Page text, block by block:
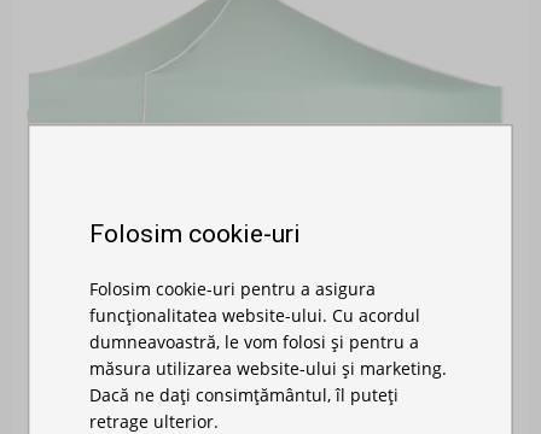
Folosim cookie-uri
Folosim cookie-uri pentru a asigura
funcționalitatea website-ului. Cu acordul
dumneavoastră, le vom folosi și pentru a
măsura utilizarea website-ului și marketing.
Dacă ne dați consimțământul, îl puteți
retrage ulterior.